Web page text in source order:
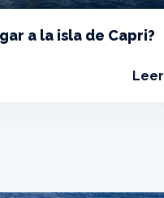
a la isla de Capri?
Leer